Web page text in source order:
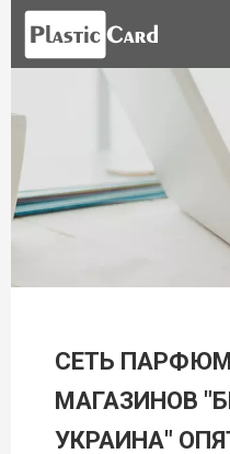
СЕТЬ
МАГАЗИНОВ
УКРАИНА"